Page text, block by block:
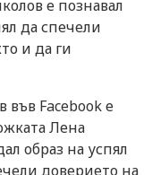
е познавал
да спечели
и да ги
Facebook е
Лена
образ на успял
доверието на